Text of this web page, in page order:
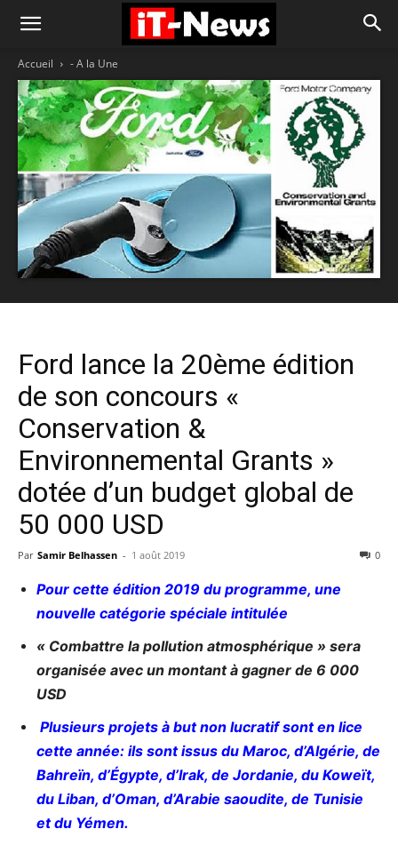
Accueil - A la Une
Ford lance la 20ème édition
de son concours «
Conservation &
Environnemental Grants »
dotée d’un budget global de
50 000 USD
Par Samir Belhassen - 1 août 2019 0
Pour cette édition 2019 du programme, une
nouvelle catégorie spéciale intitulée
« Combattre la pollution atmosphérique » sera
organisée avec un montant à gagner de 6 000
USD
Plusieurs projets à but non lucratif sont en lice
cette année: ils sont issus du Maroc, d’Algérie, de
Bahreïn, d’Égypte, d’Irak, de Jordanie, du Koweït,
du Liban, d’Oman, d’Arabie saoudite, de Tunisie
et du Yémen.